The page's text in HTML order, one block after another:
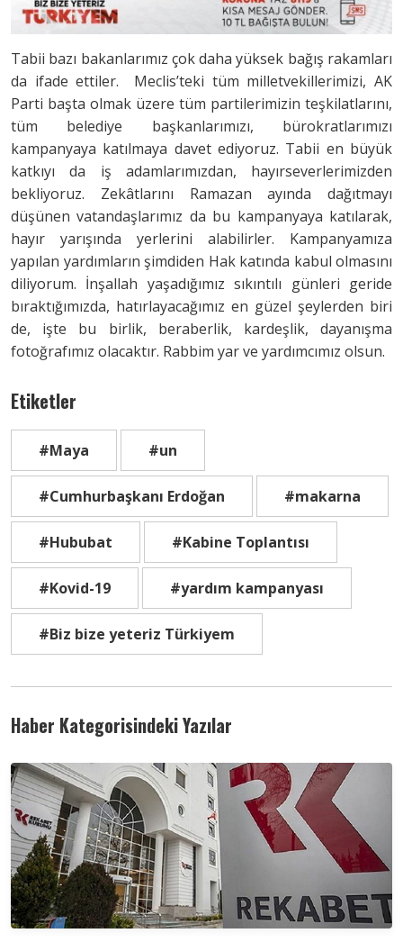
Tabii bazı bakanlarımız çok daha yüksek bağış rakamları
da ifade ettiler. Meclis’teki tüm milletvekillerimizi, AK
Parti başta olmak üzere tüm partilerimizin teşkilatlarını,
tüm belediye başkanlarımızı, bürokratlarımızı
kampanyaya katılmaya davet ediyoruz. Tabii en büyük
katkıyı da iş adamlarımızdan, hayırseverlerimizden
bekliyoruz. Zekâtlarını Ramazan ayında dağıtmayı
düşünen vatandaşlarımız da bu kampanyaya katılarak,
hayır yarışında yerlerini alabilirler. Kampanyamıza
yapılan yardımların şimdiden Hak katında kabul olmasını
diliyorum. İnşallah yaşadığımız sıkıntılı günleri geride
bıraktığımızda, hatırlayacağımız en güzel şeylerden biri
de, işte bu birlik, beraberlik, kardeşlik, dayanışma
fotoğrafımız olacaktır. Rabbim yar ve yardımcımız olsun.
Etiketler
#Maya #un
#Cumhurbaşkanı Erdoğan #makarna
#Hububat #Kabine Toplantısı
#Kovid-19 #yardım kampanyası
#Biz bize yeteriz Türkiyem
Haber Kategorisindeki Yazılar